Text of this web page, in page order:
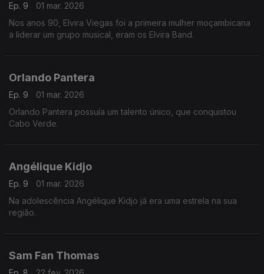
Ep. 9
01 mar. 2026
Nos anos 90, Elvira Viegas foi a primeira mulher moçambicana
a liderar um grupo musical, eram os Elvira Band.
Orlando Pantera
Ep. 9
01 mar. 2026
Orlando Pantera possuía um talento único, que conquistou
Cabo Verde.
Angélique Kidjo
Ep. 9
01 mar. 2026
Na adolescência Angélique Kidjo já era uma estrela na sua
região.
Sam Fan Thomas